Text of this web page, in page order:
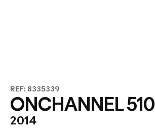
REF: 8335339
ONCHANNEL 510
2014